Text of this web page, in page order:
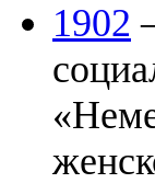
1902